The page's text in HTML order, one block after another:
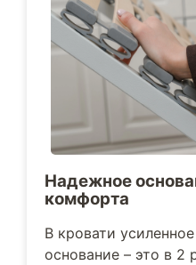
Надежное
комфорта
В кровати
основание – это в 2